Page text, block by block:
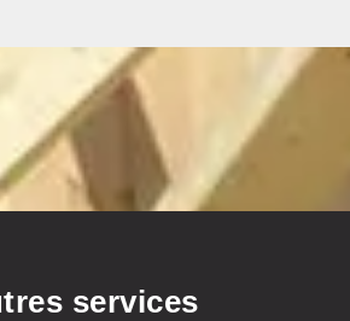
services